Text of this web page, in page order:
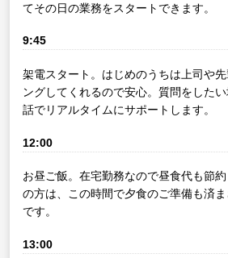
てその日の業務をスタートできます。
9:45
架電スタート。はじめのうちは上司や
ングしてくれるので安心。質問をした
話でリアルタイムにサポートします。
12:00
お昼ご飯。在宅勤務なので昼食代も節
の方は、この時間で夕食のご準備も済
です。
13:00